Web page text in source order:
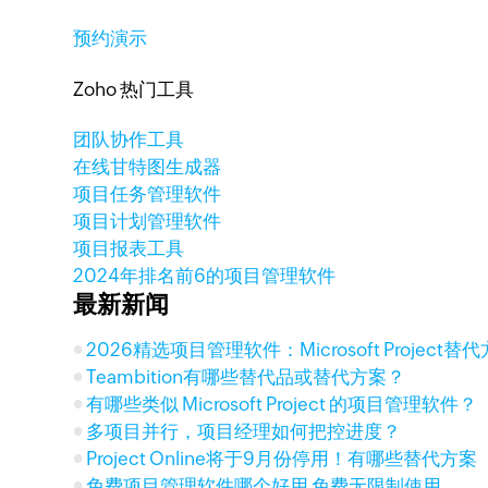
预约演示
Zoho 热门工具
团队协作工具
在线甘特图生成器
项目任务管理软件
项目计划管理软件
项目报表工具
2024年排名前6的项目管理软件
最新新闻
2026精选项目管理软件：Microsoft Project替代
Teambition有哪些替代品或替代方案？
有哪些类似 Microsoft Project 的项目管理软件？
多项目并行，项目经理如何把控进度？
Project Online将于9月份停用！有哪些替代方案